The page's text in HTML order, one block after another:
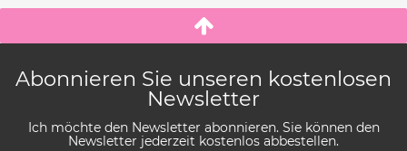
Abonnieren Sie unseren kostenlosen
Newsletter
Ich möchte den Newsletter abonnieren. Sie können den
Newsletter jederzeit kostenlos abbestellen.